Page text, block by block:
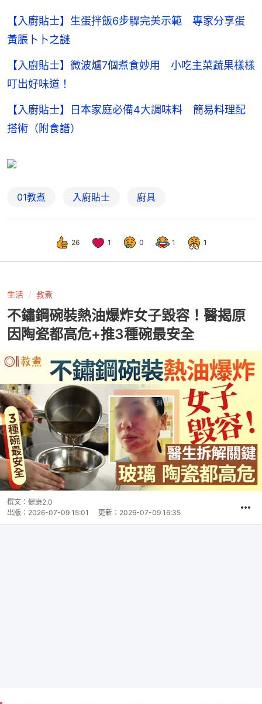
【入廚貼士】生蛋拌飯6步驟完美示範 專家分享蛋
黃脹卜卜之謎
【入廚貼士】微波爐7個煮食妙用 小吃主菜蔬果樣樣
叮出好味道！
【入廚貼士】日本家庭必備4大調味料 簡易料理配
搭術（附食譜）
01教煮 入廚貼士 廚具
26 1 0 1 1
生活 教煮
不鏽鋼碗裝熱油爆炸女子毀容！醫揭原
因陶瓷都高危+推3種碗最安全
撰文： 健康2.0
出版： 2026-07-09 15:01 更新： 2026-07-09 16:35